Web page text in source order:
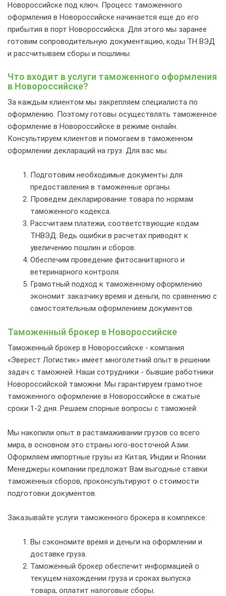
Новороссийске под ключ. Процесс таможенного
оформления в Новороссийске начинается еще до его
прибытия в порт Новороссийска. Для этого мы заранее
готовим сопроводительную документацию, коды ТН ВЭД
и рассчитываем сборы и пошлины.
Что входит в услуги таможенного оформления
в Новороссийске?
За каждым клиентом мы закрепляем специалиста по
оформлению. Поэтому готовы осуществлять таможенное
оформление в Новороссийске в режиме онлайн.
Консультируем клиентов и помогаем в таможенном
оформлении деклараций на груз. Для вас мы:
Подготовим необходимые документы для
предоставления в таможенные органы.
Проведем декларирование товара по нормам
таможенного кодекса.
Рассчитаем платежи, соответствующие кодам
ТНВЭД. Ведь ошибки в расчетах приводят к
увеличению пошлин и сборов.
Обеспечим проведение фитосанитарного и
ветеринарного контроля.
Грамотный подход к таможенному оформлению
экономит заказчику время и деньги, по сравнению с
самостоятельным оформлением документов.
Таможенный брокер в Новороссийске
Таможенный брокер в Новороссийске - компания
«Эверест Логистик» имеет многолетний опыт в решении
задач с таможней. Наши сотрудники - бывшие работники
Новороссийской таможни. Мы гарантируем грамотное
таможенного оформление в Новороссийске в сжатые
сроки 1-2 дня. Решаем спорные вопросы с таможней.
Мы накопили опыт в растамаживании грузов со всего
мира, в основном это страны юго-восточной Азии.
Оформляем импортные грузы из Китая, Индии и Японии.
Менеджеры компании предложат Вам выгодные ставки
таможенных сборов, проконсультируют о стоимости
подготовки документов.
Заказывайте услуги таможенного брокера в комплексе:
Вы сэкономите время и деньги на оформлении и
доставке груза.
Таможенный брокер обеспечит информацией о
текущем нахождении груза и сроках выпуска
товара, оплатит налоговые сборы.